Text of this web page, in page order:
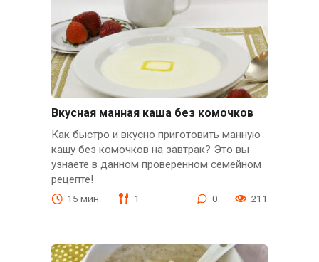
Вкусная манная каша без комочков
Как быстро и вкусно приготовить манную
кашу без комочков на завтрак? Это вы
узнаете в данном проверенном семейном
рецепте!
15 мин. 1 0 211